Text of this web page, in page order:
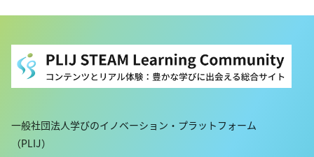
・講師名、講師所属：井上 純一郎 東京大学医科学研究所 特
命教授
※所属・役職は登壇当時のものです。
講座」
一般社団法人学びのイノベーション・プラットフォーム
（PLIJ）